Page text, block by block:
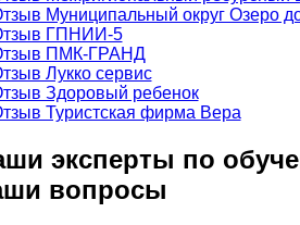
эксперты по
вопросы